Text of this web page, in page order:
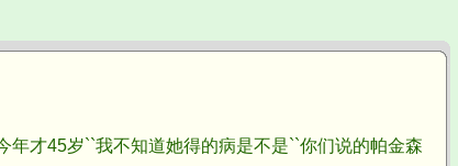
才45岁``我不知道她得的病是不是``你们说的帕金森